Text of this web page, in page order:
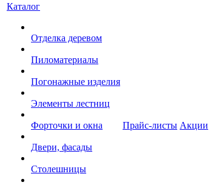
Каталог
Отделка деревом
Пиломатериалы
Погонажные изделия
Элементы лестниц
Форточки и окна
Двери, фасады
Столешницы
Прайс-листы Акции